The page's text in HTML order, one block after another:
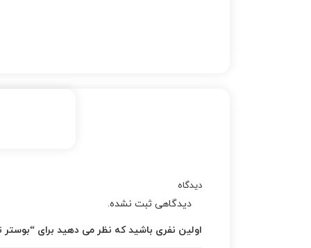
دیدگاه
دیدگاهی ثبت نشده.
اولین نفری باشید که نظر می دهید برای “بوستر